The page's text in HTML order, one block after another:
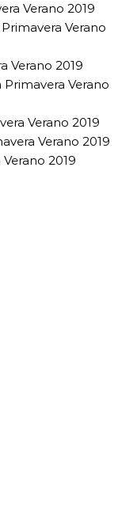
Verano 2019
Verano
Verano 2019
Verano
Verano 2019
Verano 2019
2019